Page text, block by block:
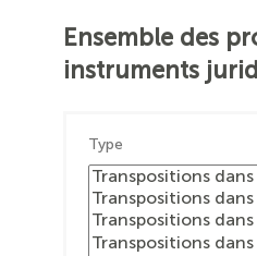
Ensemble des
instruments
Type